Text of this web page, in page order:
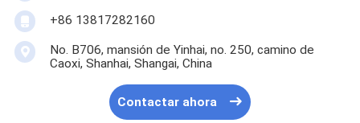
+86 13817282160
No. B706, mansión de Yinhai, no. 250, camino de
Caoxi, Shanhai, Shangai, China
Contactar ahora